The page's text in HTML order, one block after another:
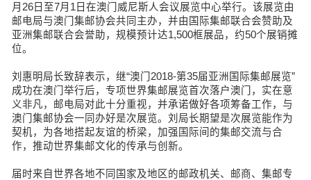
月26日至7月1日在澳门威尼斯人会议展览中心举行。该展览由
邮电局与澳门集邮协会共同主办，并由国际集邮联合会赞助及
亚洲集邮联合会誉助，规模预计达1,500框展品，约50个展销摊
位。
刘惠明局长致辞表示，继“澳门2018-第35届亚洲国际集邮展览”
成功在澳门举行后，专项世界集邮展览首次落户澳门，实在意
义非凡，邮电局对此十分重视，并承诺做好各项筹备工作，与
澳门集邮协会一同办好是次展览。刘局长期望是次展览能作为
契机，为各地搭起友谊的桥梁，加强国际间的集邮交流与合
作，推动世界集邮文化的传承与创新。
届时来自世界各地不同国家及地区的邮政机关、邮商、集邮专